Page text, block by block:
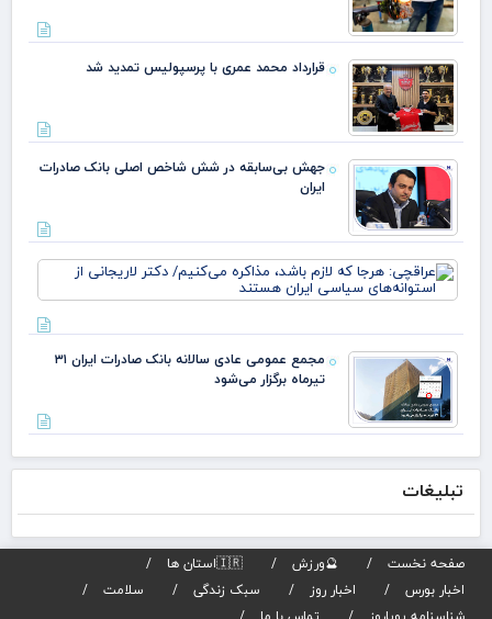
قرارداد محمد عمری با پرسپولیس تمدید شد
جهش بی‌سابقه در شش شاخص اصلی بانک صادرات
ایران
مجمع عمومی عادی سالانه بانک صادرات ایران ۳۱
تیرماه برگزار می‌شود
تبلیغات
صفحه نخست 🔮ورزش
🇮🇷استان ها
اخبار بورس
اخبار روز سبک زندگی
سلامت